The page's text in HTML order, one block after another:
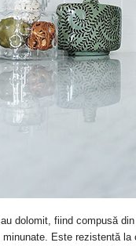
dolomit, fiind compusă
Este rezistentă